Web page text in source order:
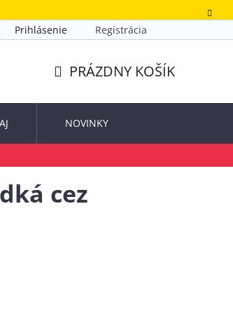
obchodné podmienky
Prihlásenie Registrácia
KOŠÍK
PRÁZDNY KOŠÍK
NOVINKY
cez